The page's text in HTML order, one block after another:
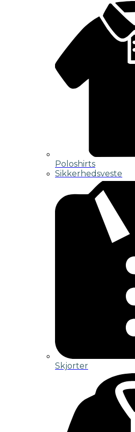
Poloshirts
Sikkerhedsveste
Skjorter